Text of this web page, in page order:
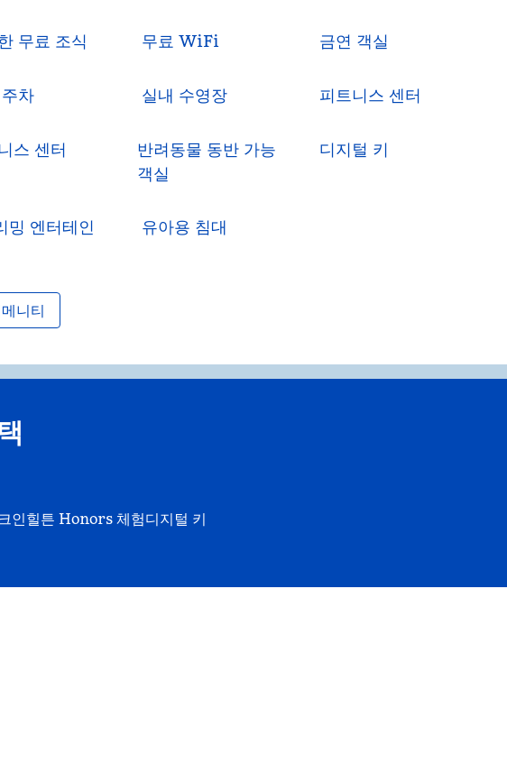
무료 조식 무료 WiFi 금연 객실
차 실내 수영장 피트니스 센터
스 센터
반려동물 동반 가능
객실
디지털 키
밍 엔터테인
유아용 침대
니티
인힐튼 Honors 체험디지털 키